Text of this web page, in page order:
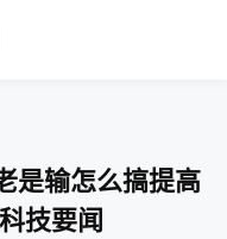
是输怎么搞提高
技要闻